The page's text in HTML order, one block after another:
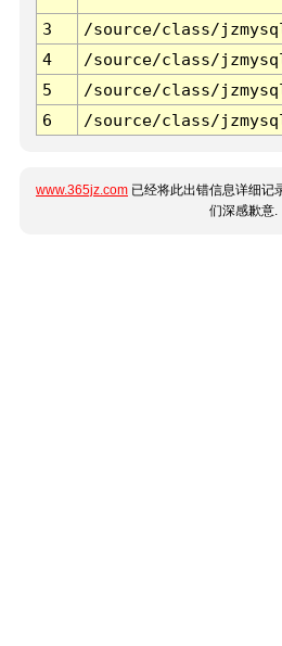
3 /source/class/
4
/source/class/
5
/source/class/
6
/source/class/
www.365jz.com 已经将此出错信息详细记
们深感歉意.